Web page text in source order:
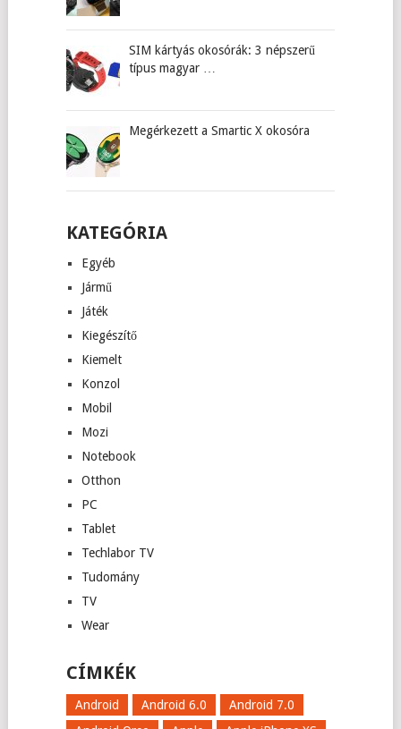
SIM kártyás okosórák: 3 népszerű
típus magyar …
Megérkezett a Smartic X okosóra
KATEGÓRIA
Egyéb
Jármű
Játék
Kiegészítő
Kiemelt
Konzol
Mobil
Mozi
Notebook
Otthon
PC
Tablet
Techlabor TV
Tudomány
TV
Wear
CÍMKÉK
Android Android 6.0
Android 7.0